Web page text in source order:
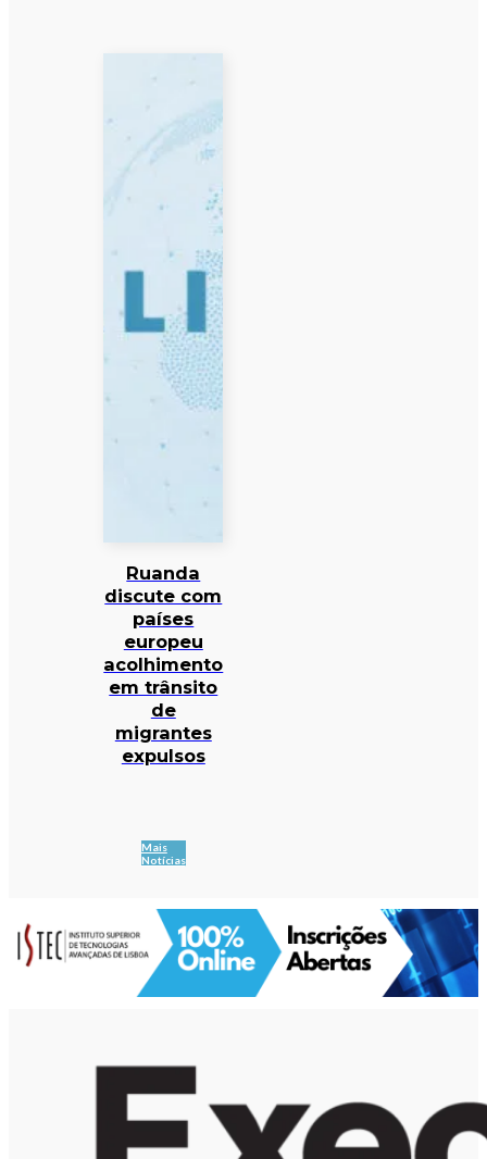
Ruanda
discute com
países
europeu
acolhimento
em trânsito
de
migrantes
expulsos
Mais
Notícias